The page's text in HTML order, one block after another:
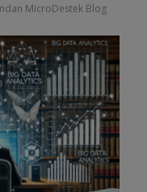
MicroDestek Blog